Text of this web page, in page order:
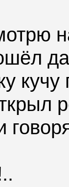
кучу